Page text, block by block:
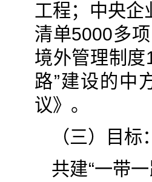
工程；中央企
清单5000多
境外管理制度
路”建设的中
议》。
（三）目
共建“一带